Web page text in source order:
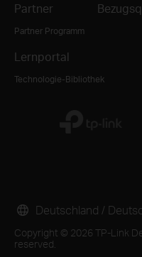
Partner
Partner Programm
Lernportal
Technologie-Bibliothek
Copyright © 2026 TP-Link
reserved.
Deutschland /